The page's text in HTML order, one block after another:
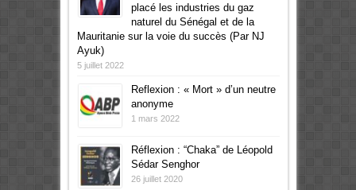
placé les industries du gaz
naturel du Sénégal et de la
Mauritanie sur la voie du succès (Par NJ
Ayuk)
5 juillet 2022
Reflexion : « Mort » d’un neutre
anonyme
1 mars 2022
Réflexion : “Chaka” de Léopold
Sédar Senghor
26 juillet 2020